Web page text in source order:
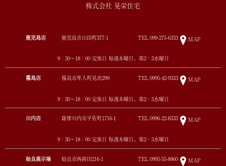
株式会社 晃栄住宅
鹿児島店 鹿児島市山田町377-1 TEL 099-275-6333 MAP
9：30～18：00 定休日 毎週木曜日、第2・3水曜日
霧島店 霧島市隼人町見次299 TEL 0995-42-9333 MAP
9：30～18：00 定休日 毎週木曜日、第2・3水曜日
川内店 薩摩川内市平佐町1716-1 TEL 0996-22-8333 MAP
9：30～18：00 定休日 毎週木曜日、第2・3水曜日
姶良展示場 姶良市西餅田216-1 TEL 0995-55-8860 MAP